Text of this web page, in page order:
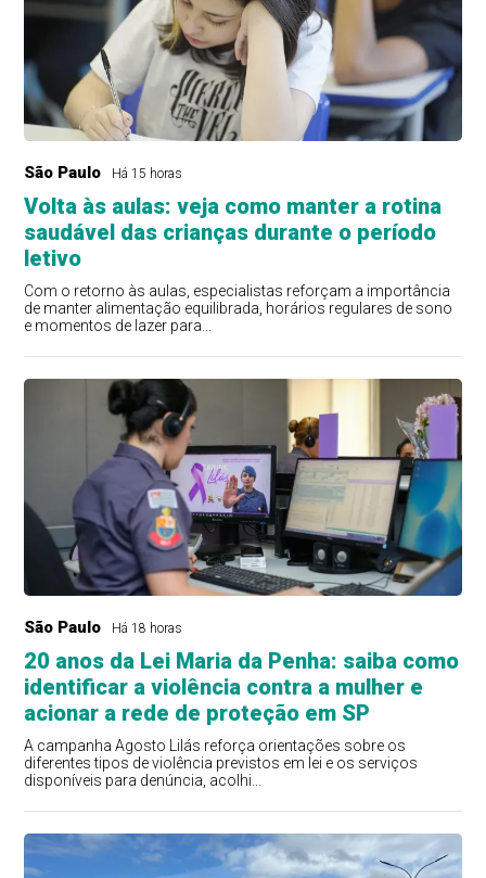
São Paulo Há 15 horas
Volta às aulas: veja como manter a rotina
saudável das crianças durante o período
letivo
Com o retorno às aulas, especialistas reforçam a importância
de manter alimentação equilibrada, horários regulares de sono
e momentos de lazer para...
São Paulo Há 18 horas
20 anos da Lei Maria da Penha: saiba como
identificar a violência contra a mulher e
acionar a rede de proteção em SP
A campanha Agosto Lilás reforça orientações sobre os
diferentes tipos de violência previstos em lei e os serviços
disponíveis para denúncia, acolhi...